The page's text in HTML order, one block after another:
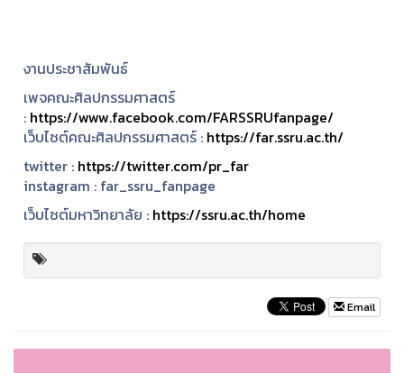
งานประชาสัมพันธ์
เพจคณะศิลปกรรมศาสตร์
: https://www.facebook.com/FARSSRUfanpage/
เว็บไซต์คณะศิลปกรรมศาสตร์ : https://far.ssru.ac.th/
twitter : https://twitter.com/pr_far
instagram : far_ssru_fanpage
เว็บไซต์มหาวิทยาลัย : https://ssru.ac.th/home
Email